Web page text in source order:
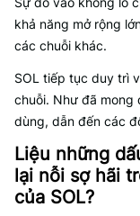
khả năng mở rộng
các chuỗi khác.
SOL tiếp tục duy trì
chuỗi. Như đã mong
dùng, dẫn đến các
Liệu những
lại nỗi sợ hãi
của SOL?